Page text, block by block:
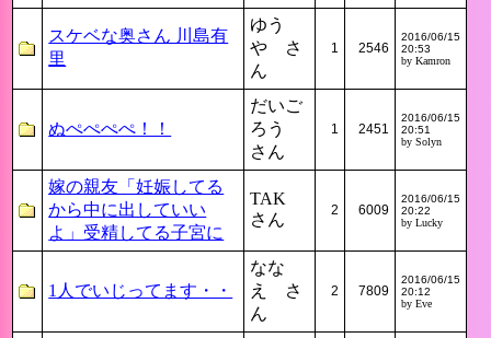
スケベな奥さん 川島有
里
ゆう
や さ
ん
1 2546
2016/06/15
20:53
by Kamron
ぬぺぺぺぺ！！
だいご
ろう
さん
1 2451
2016/06/15
20:51
by Solyn
嫁の親友「妊娠してる
から中に出していい
よ」受精してる子宮に
TAK
さん
2 6009
2016/06/15
20:22
by Lucky
1人でいじってます・・
なな
え さ
ん
2 7809
2016/06/15
20:12
by Eve